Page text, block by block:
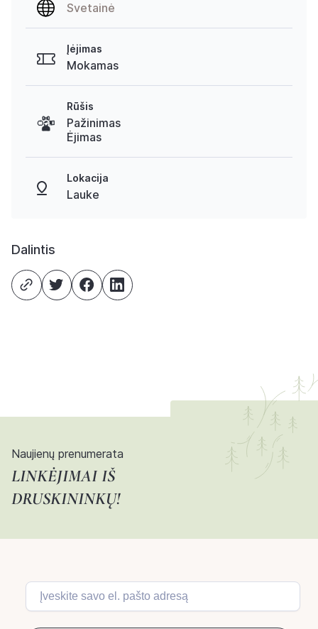
Svetainė
Įėjimas
Mokamas
Rūšis
Pažinimas
Ėjimas
Lokacija
Lauke
Dalintis
Naujienų prenumerata
LINKĖJIMAI IŠ
DRUSKININKŲ!